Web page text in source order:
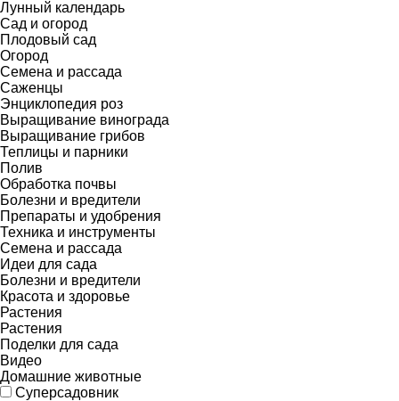
Лунный календарь
Сад и огород
Плодовый сад
Огород
Семена и рассада
Саженцы
Энциклопедия роз
Выращивание винограда
Выращивание грибов
Теплицы и парники
Полив
Обработка почвы
Болезни и вредители
Препараты и удобрения
Техника и инструменты
Семена и рассада
Идеи для сада
Болезни и вредители
Красота и здоровье
Растения
Растения
Поделки для сада
Видео
Домашние животные
Суперсадовник